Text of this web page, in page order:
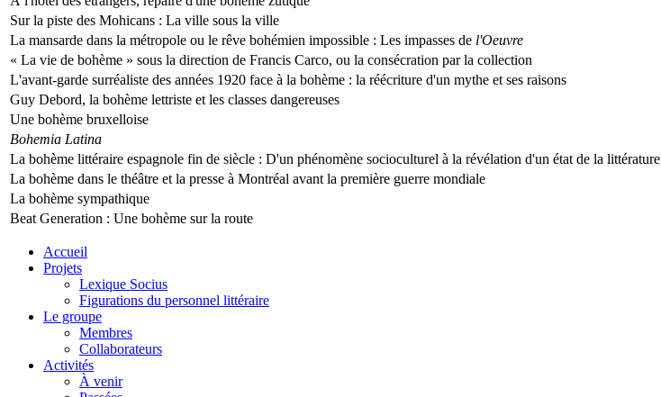
Sur la piste des Mohicans : La ville sous la ville
La mansarde dans la métropole ou le rêve bohémien impossible : Les impasses de l'Oeuvre
« La vie de bohème » sous la direction de Francis Carco, ou la consécration par la collection
L'avant-garde surréaliste des années 1920 face à la bohème : la réécriture d'un mythe et ses raisons
Guy Debord, la bohème lettriste et les classes dangereuses
Une bohème bruxelloise
Bohemia Latina
La bohème littéraire espagnole fin de siècle : D'un phénomène socioculturel à la révélation d'un état de la littérature
La bohème dans le théâtre et la presse à Montréal avant la première guerre mondiale
La bohème sympathique
Beat Generation : Une bohème sur la route
Accueil
Projets
Lexique Socius
Figurations du personnel littéraire
Le groupe
Membres
Collaborateurs
Activités
À venir